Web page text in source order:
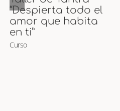
Marma
Curso